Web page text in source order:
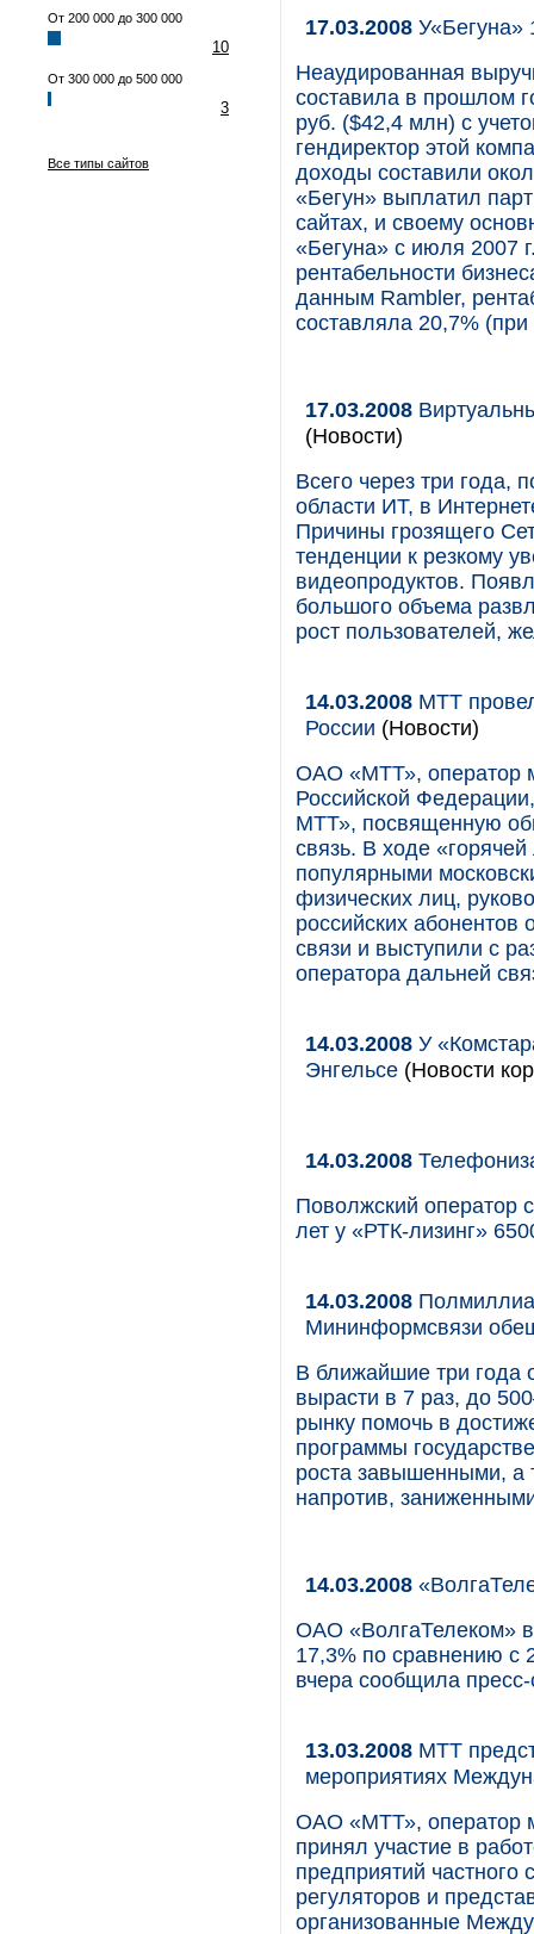
От 200 000 до 300 000
10
От 300 000 до 500 000
3
Все типы сайтов
17.03.2008 У«Бегуна»
Неаудированная
составила в прошлом
руб. ($42,4 млн) с
гендиректор этой
доходы составили
«Бегун» выплатил
сайтах, и своему
«Бегуна» с июля 2007
рентабельности
данным Rambler,
составляла 20,7%
17.03.2008
(Новости)
Всего через три года,
области ИТ, в
Причины грозящего
тенденции к резкому
видеопродуктов.
большого объема
рост пользователей,
14.03.2008 МТТ
России (Новости)
ОАО «МТТ», оператор
Российской
МТТ», посвященную
связь. В ходе
популярными
физических лиц,
российских
связи и выступили с
оператора дальней
14.03.2008 У
Энгельсе (Новости
14.03.2008
Поволжский оператор
лет у «РТК-лизинг»
14.03.2008
Мининформсвязи
В ближайшие три года
вырасти в 7 раз, до
рынку помочь в
программы
роста завышенными, а
напротив,
14.03.2008
ОАО «ВолгаТелеком» в
17,3% по сравнению с
вчера сообщила
13.03.2008 МТТ
мероприятиях
ОАО «МТТ», оператор
принял участие в
предприятий частного
регуляторов и
организованные